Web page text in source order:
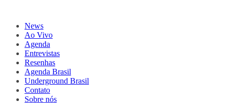
News
Ao Vivo
Agenda
Entrevistas
Resenhas
Agenda Brasil
Underground Brasil
Contato
Sobre nós